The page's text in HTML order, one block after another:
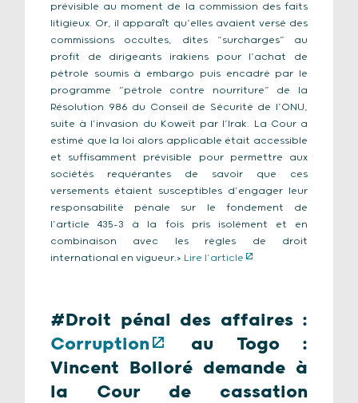
prévisible au moment de la commission des faits
litigieux. Or, il apparaît qu’elles avaient versé des
commissions occultes, dites “surcharges” au
profit de dirigeants irakiens pour l’achat de
pétrole soumis à embargo puis encadré par le
programme “pétrole contre nourriture” de la
Résolution 986 du Conseil de Sécurité de l’ONU,
suite à l’invasion du Koweït par l’Irak. La Cour a
estimé que la loi alors applicable était accessible
et suffisamment prévisible pour permettre aux
sociétés requérantes de savoir que ces
versements étaient susceptibles d’engager leur
responsabilité pénale sur le fondement de
l’article 435-3 à la fois pris isolément et en
combinaison avec les règles de droit
international en vigueur.> Lire l’article
#Droit pénal des affaires :
Corruption
au Togo :
Vincent Bolloré demande à
la Cour de cassation